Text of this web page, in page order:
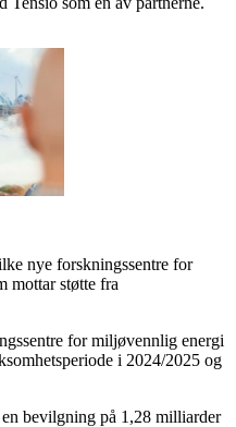
nye forskningssentre for
mottar støtte fra
for miljøvennlig energi
i 2024/2025 og
bevilgning på 1,28 milliarder